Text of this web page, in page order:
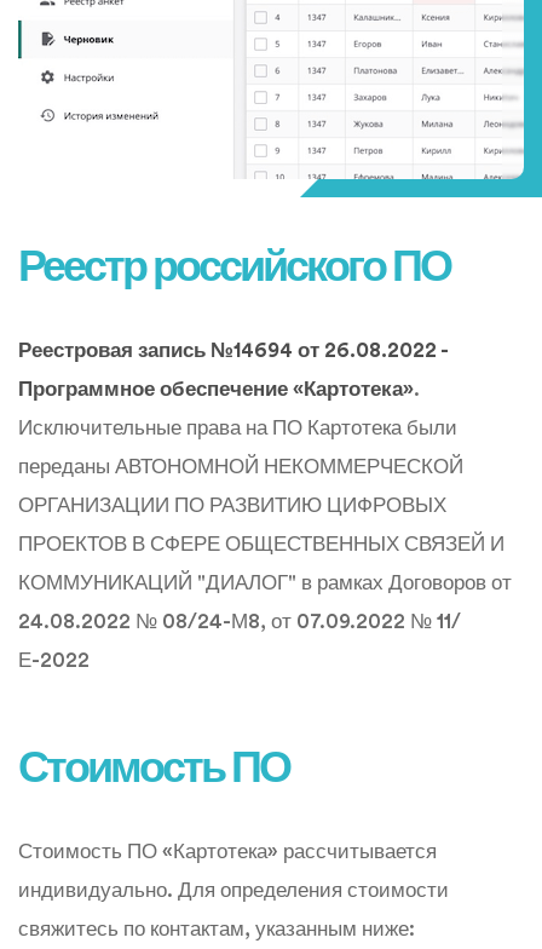
Реестр российского ПО
Реестровая запись №14694 от 26.08.2022 -
Программное обеспечение «Картотека».
Исключительные права на ПО Картотека были
переданы АВТОНОМНОЙ НЕКОММЕРЧЕСКОЙ
ОРГАНИЗАЦИИ ПО РАЗВИТИЮ ЦИФРОВЫХ
ПРОЕКТОВ В СФЕРЕ ОБЩЕСТВЕННЫХ СВЯЗЕЙ И
КОММУНИКАЦИЙ "ДИАЛОГ" в рамках Договоров от
24.08.2022 № 08/24-М8, от 07.09.2022 № 11/
Е-2022
Стоимость ПО
Стоимость ПО «Картотека» рассчитывается
индивидуально. Для определения стоимости
свяжитесь по контактам, указанным ниже: